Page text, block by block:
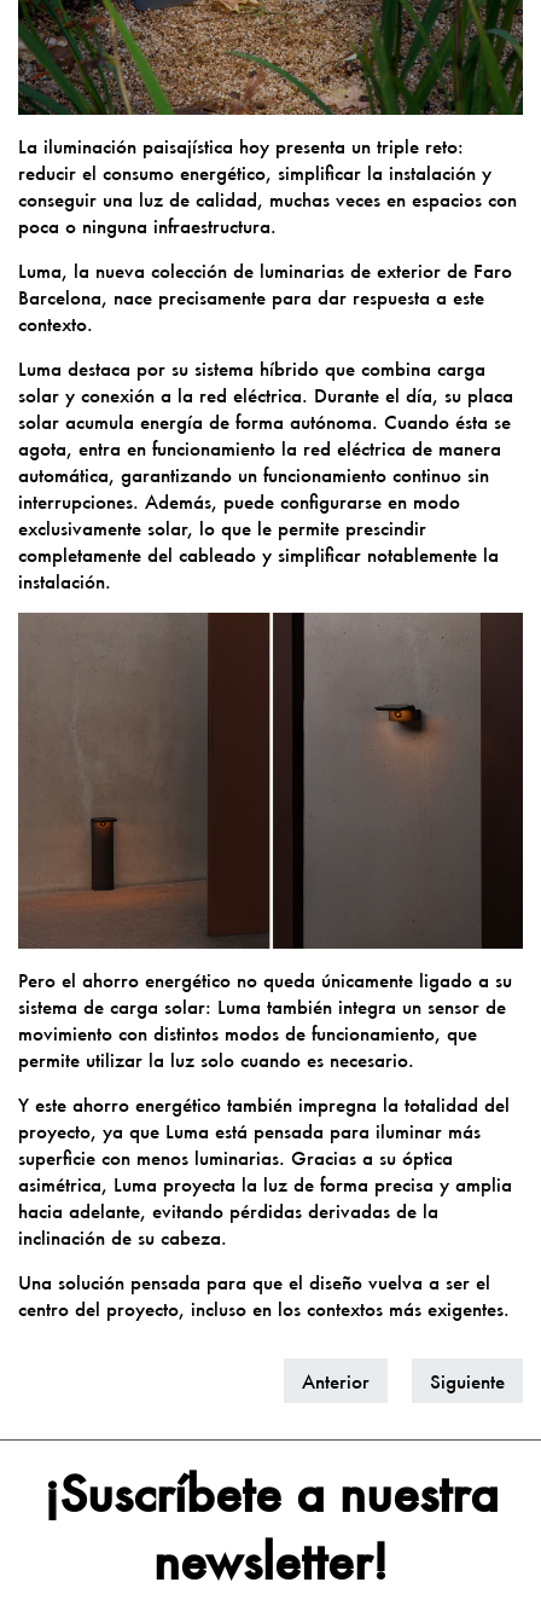
La iluminación paisajística hoy presenta un triple reto:
reducir el consumo energético, simplificar la instalación y
conseguir una luz de calidad, muchas veces en espacios con
poca o ninguna infraestructura.
Luma, la nueva colección de luminarias de exterior de Faro
Barcelona, nace precisamente para dar respuesta a este
contexto.
Luma destaca por su sistema híbrido que combina carga
solar y conexión a la red eléctrica. Durante el día, su placa
solar acumula energía de forma autónoma. Cuando ésta se
agota, entra en funcionamiento la red eléctrica de manera
automática, garantizando un funcionamiento continuo sin
interrupciones. Además, puede configurarse en modo
exclusivamente solar, lo que le permite prescindir
completamente del cableado y simplificar notablemente la
instalación.
Pero el ahorro energético no queda únicamente ligado a su
sistema de carga solar: Luma también integra un sensor de
movimiento con distintos modos de funcionamiento, que
permite utilizar la luz solo cuando es necesario.
Y este ahorro energético también impregna la totalidad del
proyecto, ya que Luma está pensada para iluminar más
superficie con menos luminarias. Gracias a su óptica
asimétrica, Luma proyecta la luz de forma precisa y amplia
hacia adelante, evitando pérdidas derivadas de la
inclinación de su cabeza.
Una solución pensada para que el diseño vuelva a ser el
centro del proyecto, incluso en los contextos más exigentes.
Anterior Siguiente
¡Suscríbete a nuestra
newsletter!